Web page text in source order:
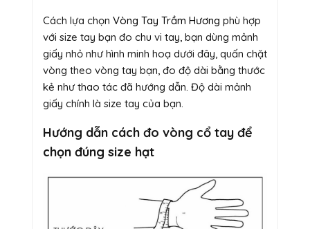
Cách lựa chọn Vòng Tay Trầm Hương phù hợp
với size tay bạn đo chu vi tay, bạn dùng mảnh
giấy nhỏ như hình minh hoạ dưới đây, quấn chặt
vòng theo vòng tay bạn, đo độ dài bằng thước
kẻ như thao tác đã hướng dẫn. Độ dài mảnh
giấy chính là size tay của bạn.
Hướng dẫn cách đo vòng cổ tay để
chọn đúng size hạt